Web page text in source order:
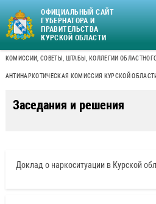
ОФИЦИАЛЬНЫЙ САЙТ
ГУБЕРНАТОРА И
ПРАВИТЕЛЬСТВА
КУРСКОЙ ОБЛАСТИ
КОМИССИИ, СОВЕТЫ, ШТАБЫ, КОЛЛЕГИИ
АНТИНАРКОТИЧЕСКАЯ КОМИССИЯ КУРСКОЙ
Заседания и решения
Доклад о наркоситуации в Курской